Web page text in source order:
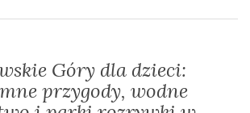
Góry dla dzieci:
przygody, wodne